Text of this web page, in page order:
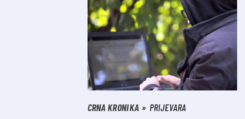
CRNA KRONIKA PRIJEVARA